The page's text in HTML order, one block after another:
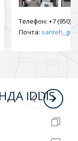
Телефон: +7 (950)
Почта:
IDDIS